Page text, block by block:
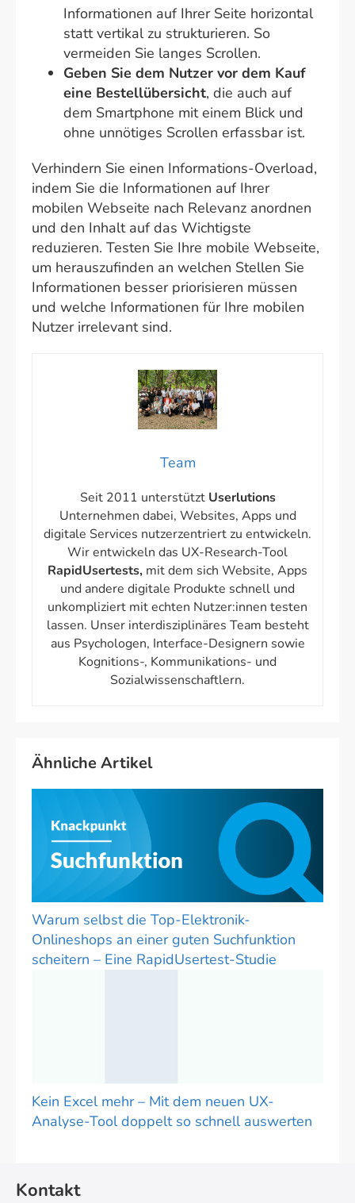
Informationen auf Ihrer Seite horizontal
statt vertikal zu strukturieren. So
vermeiden Sie langes Scrollen.
Geben Sie dem Nutzer vor dem Kauf
eine Bestellübersicht, die auch auf
dem Smartphone mit einem Blick und
ohne unnötiges Scrollen erfassbar ist.
Verhindern Sie einen Informations-Overload,
indem Sie die Informationen auf Ihrer
mobilen Webseite nach Relevanz anordnen
und den Inhalt auf das Wichtigste
reduzieren. Testen Sie Ihre mobile Webseite,
um herauszufinden an welchen Stellen Sie
Informationen besser priorisieren müssen
und welche Informationen für Ihre mobilen
Nutzer irrelevant sind.
Team
Seit 2011 unterstützt Userlutions
Unternehmen dabei, Websites, Apps und
digitale Services nutzerzentriert zu entwickeln.
Wir entwickeln das UX-Research-Tool
RapidUsertests, mit dem sich Website, Apps
und andere digitale Produkte schnell und
unkompliziert mit echten Nutzer:innen testen
lassen. Unser interdisziplinäres Team besteht
aus Psychologen, Interface-Designern sowie
Kognitions-, Kommunikations- und
Sozialwissenschaftlern.
Ähnliche Artikel
Warum selbst die Top-Elektronik-
Onlineshops an einer guten Suchfunktion
scheitern – Eine RapidUsertest-Studie
Kein Excel mehr – Mit dem neuen UX-
Analyse-Tool doppelt so schnell auswerten
Kontakt